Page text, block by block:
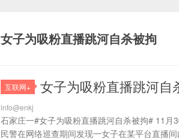
女子为吸粉直播跳河自杀被拘
互联网+ 女子为吸粉直播跳河自
info@enkj
石家庄一#女子为吸粉直播跳河自杀被拘# 11
民警在网络巡查期间发现一女子在某平台直播